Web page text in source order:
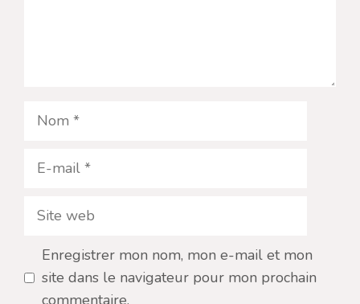
Nom
E-
Site
Enregistrer mon nom, mon e-mail et mon
site dans le navigateur pour mon prochain
commentaire.